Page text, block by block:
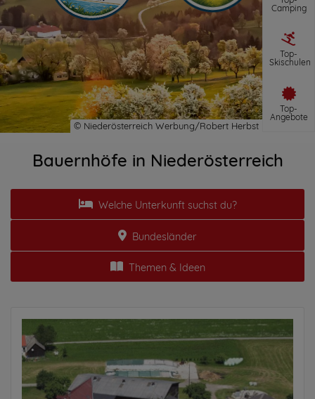
Camping
Top-
Skischulen
Top-
Angebote
Bauernhöfe in Niederösterreich
Welche Unterkunft suchst du?
Bundesländer
Themen & Ideen